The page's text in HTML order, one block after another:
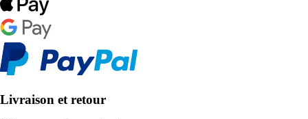
Livraison et retour